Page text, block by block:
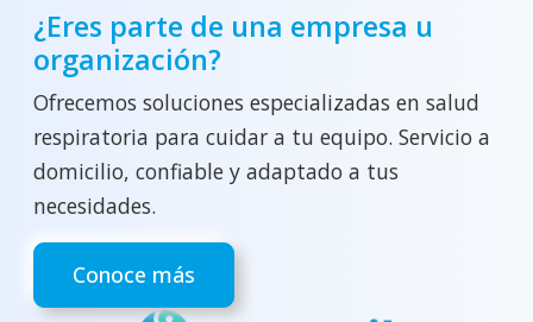
¿Eres parte de una empresa u
organización?
Ofrecemos soluciones especializadas en salud
respiratoria para cuidar a tu equipo. Servicio a
domicilio, confiable y adaptado a tus
necesidades.
Conoce más